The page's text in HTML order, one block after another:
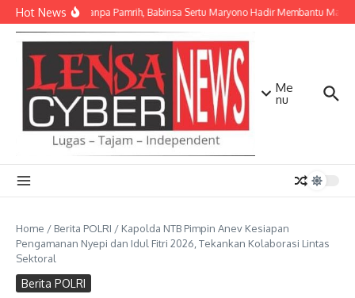
Lewati ke konten
Hot NewsIkhlas Tanpa Pamrih, Babinsa Sertu Maryono Hadir Membantu
Me
nu
Home / Berita POLRI / Kapolda NTB Pimpin Anev Kesiapan
Pengamanan Nyepi dan Idul Fitri 2026, Tekankan Kolaborasi Lintas
Sektoral
Berita POLRI